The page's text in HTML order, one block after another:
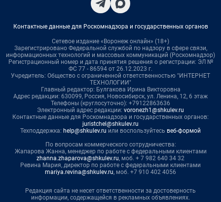
Контактные данные для Роскомнадзора и государственных органов
Сетевое издание «Воронеж онлайн» (18+)
Зарегистрировано Федеральной службой по надзору в сфере связи,
информационных технологий и массовых коммуникаций (Роскомнадзор)
Регистрационный номер и дата принятия решения о регистрации: ЭЛ №
ФС 77 - 86594 от 26.12.2023 г.
Учредитель: Общество с ограниченной ответственностью "ИНТЕРНЕТ
ТЕХНОЛОГИИ"
Главный редактор: Булгакова Ирина Викторовна
Адрес редакции: 630099, Россия, Новосибирск, ул. Ленина, 12, 6 этаж
Телефоны (круглосуточно): +79122863636
Электронный адрес редакции: voronezh1@shkulev.ru
Контактные данные для Роскомнадзора и государственных органов:
juristchel@shkulev.ru
Техподдержка: help@shkulev.ru или воспользуйтесь веб-формой
По вопросам коммерческого сотрудничества:
Жапарова Жанна, менеджер по работе с федеральными клиентами
zhanna.zhaparova@shkulev.ru, моб. + 7 982 640 34 32
Ревина Мария, директор по работе с федеральными клиентами
mariya.revina@shkulev.ru, моб. +7 910 402 4056
Редакция сайта не несет ответственности за достоверность
информации, содержащейся в рекламных объявлениях.